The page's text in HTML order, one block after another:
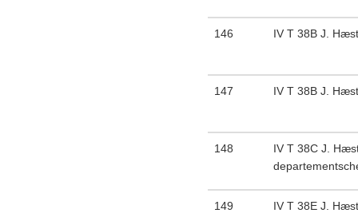
146 IV T 38B J.
147 IV T 38B J.
148
IV T 38C J.
149
IV T 38E J.